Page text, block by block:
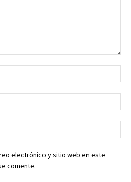
electrónico y sitio web en este
comente.